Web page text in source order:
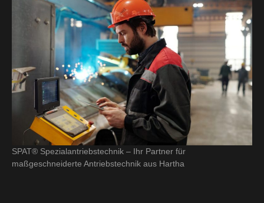
SPAT® Spezialantriebstechnik – Ihr Partner für
maßgeschneiderte Antriebstechnik aus Hartha